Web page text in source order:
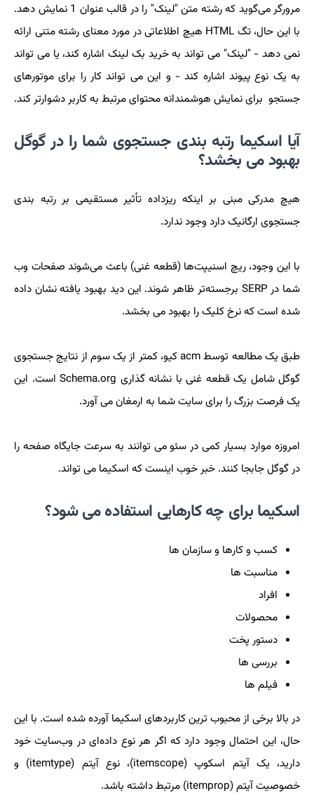
مرورگر می‌گوید که رشته متن "لینک" را در قالب عنوان 1 نمایش دهد.
با این حال، تگ HTML هیچ اطلاعاتی در مورد معنای رشته متنی ارائه
نمی دهد - "لینک" می تواند به خرید بک لینک اشاره کند، یا می تواند
به یک نوع پیوند اشاره کند - و این می تواند کار را برای موتورهای
جستجو برای نمایش هوشمندانه محتوای مرتبط به کاربر دشوارتر کند.
آیا اسکیما رتبه بندی جستجوی شما را در گوگل
بهبود می بخشد؟
هیچ مدرکی مبنی بر اینکه ریزداده تأثیر مستقیمی بر رتبه بندی
جستجوی ارگانیک دارد وجود ندارد.
با این وجود، ریچ اسنیپت‌ها (قطعه غنی) باعث می‌شوند صفحات وب
شما در SERP برجسته‌تر ظاهر شوند. این دید بهبود یافته نشان داده
شده است که نرخ کلیک را بهبود می بخشد.
طبق یک مطالعه توسط acm کیو، کمتر از یک سوم از نتایج جستجوی
گوگل شامل یک قطعه غنی با نشانه گذاری Schema.org است. این
یک فرصت بزرگ را برای سایت شما به ارمغان می آورد.
امروزه موارد بسیار کمی در سئو می توانند به سرعت جایگاه صفحه را
در گوگل جابجا کنند. خبر خوب اینست که اسکیما می تواند.
اسکیما برای چه کارهایی استفاده می شود؟
کسب و کارها و سازمان ها
مناسبت ها
افراد
محصولات
دستور پخت
بررسی ها
فیلم ها
در بالا برخی از محبوب ترین کاربردهای اسکیما آورده شده است. با این
حال، این احتمال وجود دارد که اگر هر نوع داده‌ای در وب‌سایت خود
دارید، یک آیتم اسکوپ (itemscope)، نوع آیتم (itemtype) و
خصوصیت آیتم (itemprop) مرتبط داشته باشد.